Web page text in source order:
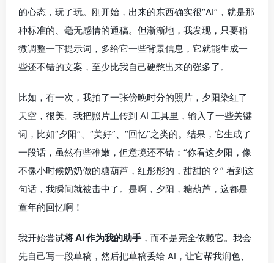
的心态，玩了玩。刚开始，出来的东西确实很“AI”，就是那
种标准的、毫无感情的通稿。但渐渐地，我发现，只要稍
微调整一下提示词，多给它一些背景信息，它就能生成一
些还不错的文案，至少比我自己硬憋出来的强多了。
比如，有一次，我拍了一张傍晚时分的照片，夕阳染红了
天空，很美。我把照片上传到 AI 工具里，输入了一些关键
词，比如“夕阳”、“美好”、“回忆”之类的。结果，它生成了
一段话，虽然有些稚嫩，但意境还不错：“你看这夕阳，像
不像小时候奶奶做的糖葫芦，红彤彤的，甜甜的？” 看到这
句话，我瞬间就被击中了。是啊，夕阳，糖葫芦，这都是
童年的回忆啊！
我开始尝试将 AI 作为我的助手 ，而不是完全依赖它。我会
先自己写一段草稿，然后把草稿丢给 AI，让它帮我润色、